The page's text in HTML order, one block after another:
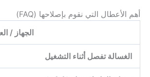
أهم الأعطال التي نقوم بإصلاحها (FAQ)
الجهاز /
الغسالة تفصل أثناء التشغيل